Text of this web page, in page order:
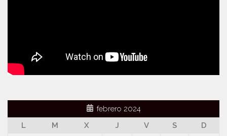
febrero 2024
L
M X J V S
D